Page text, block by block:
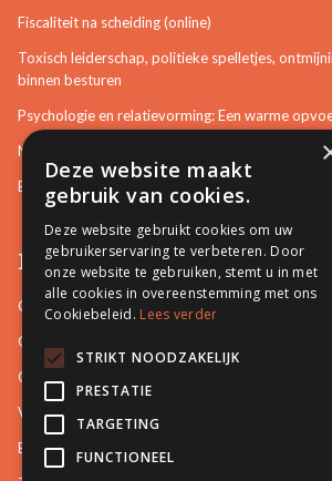
Fiscaliteit na scheiding (online)
Toxisch leiderschap, politieke spelletjes,
binnen besturen
Psychologie en relatievorming: Een warme
Neurotisch of afwijkend gedrag herkennen in
Bemiddeling in bouwzaken
Pro Mediation
Contact
Over ons
Onze docenten
Video's
Blog
Deze website maakt
gebruik van cookies.
Deze website gebruikt cookies om uw
gebruikerservaring te verbeteren. Door
onze website te gebruiken, stemt u in met
alle cookies in overeenstemming met ons
Cookiebeleid. Lees verder
STRIKT NOODZAKELIJK
PRESTATIE
TARGETING
FUNCTIONEEL